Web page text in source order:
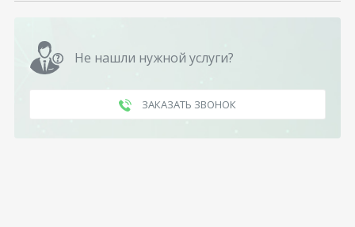
Не нашли нужной услуги?
ЗАКАЗАТЬ ЗВОНОК